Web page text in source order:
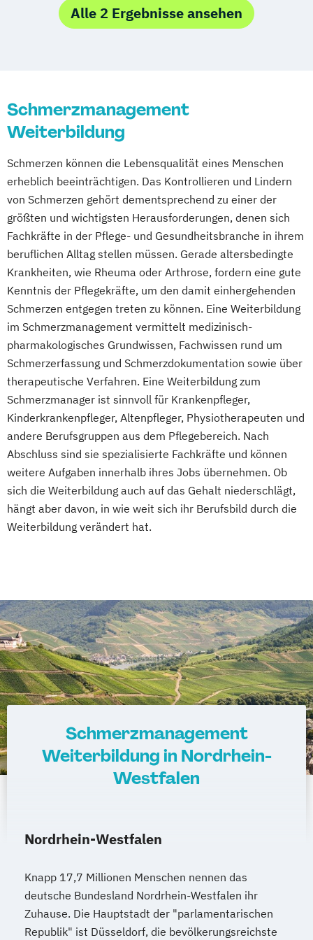
Neubrandenburg Nürnberg Osnabrück
Villingen-Schwenningen Wuppertal
Würzburg
Diabetesassistent
Fachkraft für Intensivpflege und
Gerontopsychiatrische Pflege
Häusliche psychiatrische
Fachkrankenpflege
Palliative Care
Pflege- und Sozialmanager
Pflegefachkraft in der Palliativversorgung
Pflegehelfer/Pflegeassistent
Schmerzmanagement in der Pflege
Verfahrenspfleger
Alle 2 Ergebnisse ansehen
Schmerzmanagement
Weiterbildung
Schmerzen können die Lebensqualität eines Menschen
erheblich beeinträchtigen. Das Kontrollieren und Lindern
von Schmerzen gehört dementsprechend zu einer der
größten und wichtigsten Herausforderungen, denen sich
Fachkräfte in der Pflege- und Gesundheitsbranche in ihrem
beruflichen Alltag stellen müssen. Gerade altersbedingte
Krankheiten, wie Rheuma oder Arthrose, fordern eine gute
Kenntnis der Pflegekräfte, um den damit einhergehenden
Schmerzen entgegen treten zu können. Eine Weiterbildung
im Schmerzmanagement vermittelt medizinisch-
pharmakologisches Grundwissen, Fachwissen rund um
Schmerzerfassung und Schmerzdokumentation sowie über
therapeutische Verfahren. Eine Weiterbildung zum
Schmerzmanager ist sinnvoll für Krankenpfleger,
Kinderkrankenpfleger, Altenpfleger, Physiotherapeuten und
andere Berufsgruppen aus dem Pflegebereich. Nach
Abschluss sind sie spezialisierte Fachkräfte und können
weitere Aufgaben innerhalb ihres Jobs übernehmen. Ob
sich die Weiterbildung auch auf das Gehalt niederschlägt,
hängt aber davon, in wie weit sich ihr Berufsbild durch die
Weiterbildung verändert hat.
Schmerzmanagement
Weiterbildung in Nordrhein-
Westfalen
Nordrhein-Westfalen
Knapp 17,7 Millionen Menschen nennen das
deutsche Bundesland Nordrhein-Westfalen ihr
Zuhause. Die Hauptstadt der "parlamentarischen
Republik" ist Düsseldorf, die bevölkerungsreichste